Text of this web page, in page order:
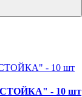
- 10 шт